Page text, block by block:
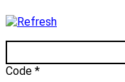
Code *